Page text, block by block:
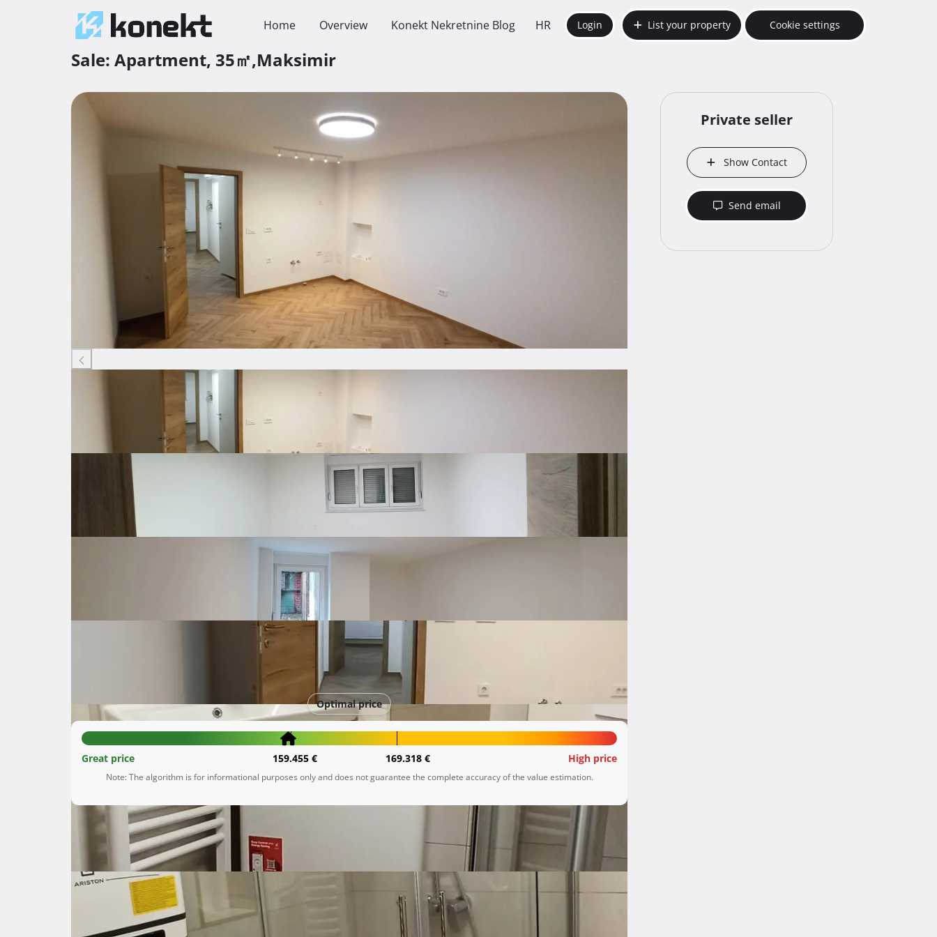
Home Overview Konekt Nekretnine Blog HR Login List your property Cookie settings
Sale: Apartment, 35㎡,Maksimir
Optimal price
Great price 159.455 € 169.318 € High price
Note: The algorithm is for informational purposes only and does not guarantee the complete accuracy of the value estimation.
Description
Stan je u potpunosti renoviran, završen prosinac/2024.
U stanu je: u cijelosti skinuta žbuka sa zidova, potom je izvršeno uklanjanje poda u dubini od 60 cm,
nakon toga su uvedene nove instalacije, kompletno nova instalacija vode u tri vertikale, stan sada ima
Private seller
Show Contact
Send email